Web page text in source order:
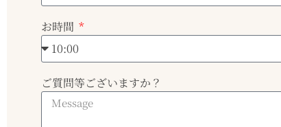
お時間
ご質問等ございますか？